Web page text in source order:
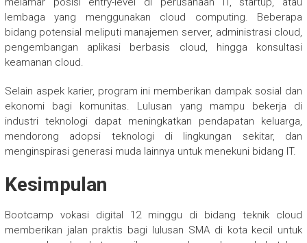
lembaga yang menggunakan cloud computing. Beberapa
bidang potensial meliputi manajemen server, administrasi cloud,
pengembangan aplikasi berbasis cloud, hingga konsultasi
keamanan cloud.
Selain aspek karier, program ini memberikan dampak sosial dan
ekonomi bagi komunitas. Lulusan yang mampu bekerja di
industri teknologi dapat meningkatkan pendapatan keluarga,
mendorong adopsi teknologi di lingkungan sekitar, dan
menginspirasi generasi muda lainnya untuk menekuni bidang IT.
Kesimpulan
Bootcamp vokasi digital 12 minggu di bidang teknik cloud
memberikan jalan praktis bagi lulusan SMA di kota kecil untuk